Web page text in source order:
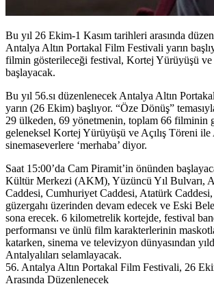
Bu yıl 26 Ekim-1 Kasım tarihleri arasında
Antalya Altın Portakal Film Festivali yarın
filmin gösterileceği festival, Kortej Yürüyüşü ve
başlayacak.
Bu yıl 56.sı düzenlenecek Antalya Altın
yarın (26 Ekim) başlıyor. “Öze Dönüş”
29 ülkeden, 69 yönetmenin, toplam 66 filminin
geleneksel Kortej Yürüyüşü ve Açılış Töreni ile
sinemaseverlere ‘merhaba’ diyor.
Saat 15:00’da Cam Piramit’in önünden
Kültür Merkezi (AKM), Yüzüncü Yıl Bulvarı,
Caddesi, Cumhuriyet Caddesi, Atatürk Caddesi,
güzergahı üzerinden devam edecek ve Eski
sona erecek. 6 kilometrelik kortejde, festival
performansı ve ünlü film karakterlerinin
katarken, sinema ve televizyon dünyasından
Antalyalıları selamlayacak.
56. Antalya Altın Portakal Film Festivali, 26
Arasında Düzenlenecek